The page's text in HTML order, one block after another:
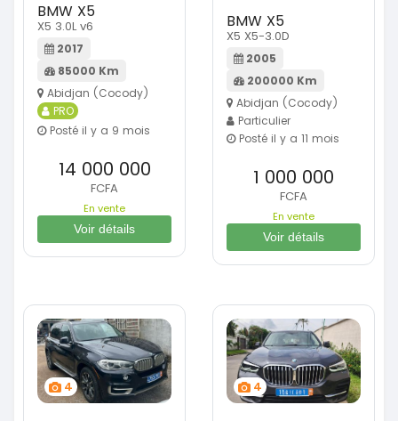
BMW X5
X5 3.0L v6
2017
85000 Km
Abidjan (Cocody)
PRO
Posté il y a 9 mois
14 000 000
FCFA
En vente
Voir détails
BMW X5
X5 X5-3.0D
2005
200000 Km
Abidjan (Cocody)
Particulier
Posté il y a 11 mois
1 000 000
FCFA
En vente
Voir détails
4 4